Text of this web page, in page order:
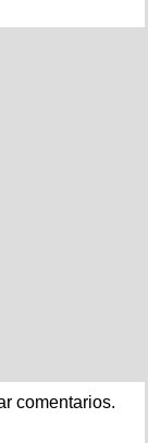
comentarios.